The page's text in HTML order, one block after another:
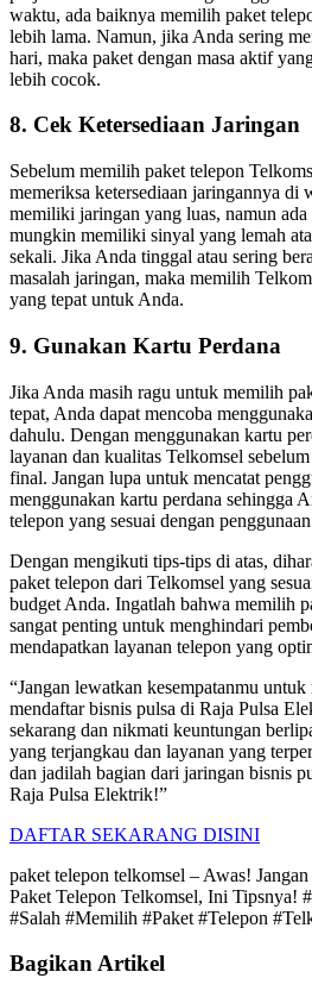
waktu, ada baiknya memilih paket
lebih lama. Namun, jika Anda sering
hari, maka paket dengan masa aktif
lebih cocok.
8. Cek Ketersediaan Jaringan
Sebelum memilih paket telepon
memeriksa ketersediaan jaringannya di
memiliki jaringan yang luas, namun ada
mungkin memiliki sinyal yang lemah
sekali. Jika Anda tinggal atau sering
masalah jaringan, maka memilih
yang tepat untuk Anda.
9. Gunakan Kartu Perdana
Jika Anda masih ragu untuk memilih
tepat, Anda dapat mencoba
dahulu. Dengan menggunakan kartu
layanan dan kualitas Telkomsel
final. Jangan lupa untuk mencatat
menggunakan kartu perdana sehingga
telepon yang sesuai dengan
Dengan mengikuti tips-tips di atas,
paket telepon dari Telkomsel yang
budget Anda. Ingatlah bahwa memilih
sangat penting untuk menghindari
mendapatkan layanan telepon yang
“Jangan lewatkan kesempatanmu
mendaftar bisnis pulsa di Raja Pulsa
sekarang dan nikmati keuntungan
yang terjangkau dan layanan yang
dan jadilah bagian dari jaringan bisnis
Raja Pulsa Elektrik!”
DAFTAR SEKARANG DISINI
paket telepon telkomsel – Awas!
Paket Telepon Telkomsel, Ini Tipsnya!
#Salah #Memilih #Paket #Telepon
Bagikan Artikel